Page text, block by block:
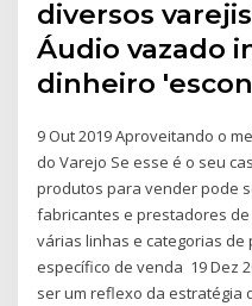
diversos
Áudio vazado
dinheiro
9 Out 2019 Aproveitando o
do Varejo Se esse é o seu
produtos para vender pode
fabricantes e prestadores
várias linhas e categorias de
específico de venda 19 Dez
ser um reflexo da estratégia